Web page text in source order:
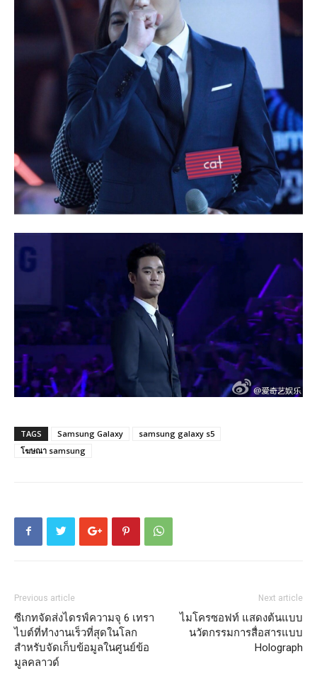
TAGS Samsung Galaxy
samsung galaxy s5
โฆษณา samsung
Previous article
ซีเกทจัดส่งไดรฟ์ความจุ 6 เทรา
ไบต์ที่ทำงานเร็วที่สุดในโลก
สำหรับจัดเก็บข้อมูลในศูนย์ข้อ
มูลคลาวด์
Next article
ไมโครซอฟท์ แสดงต้นแบบ
นวัตกรรมการสื่อสารแบบ
Holograph